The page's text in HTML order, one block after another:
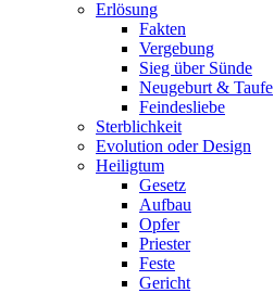
Erlösung
Fakten
Vergebung
Sieg über Sünde
Neugeburt & Taufe
Feindesliebe
Sterblichkeit
Evolution oder Design
Heiligtum
Gesetz
Aufbau
Opfer
Priester
Feste
Gericht